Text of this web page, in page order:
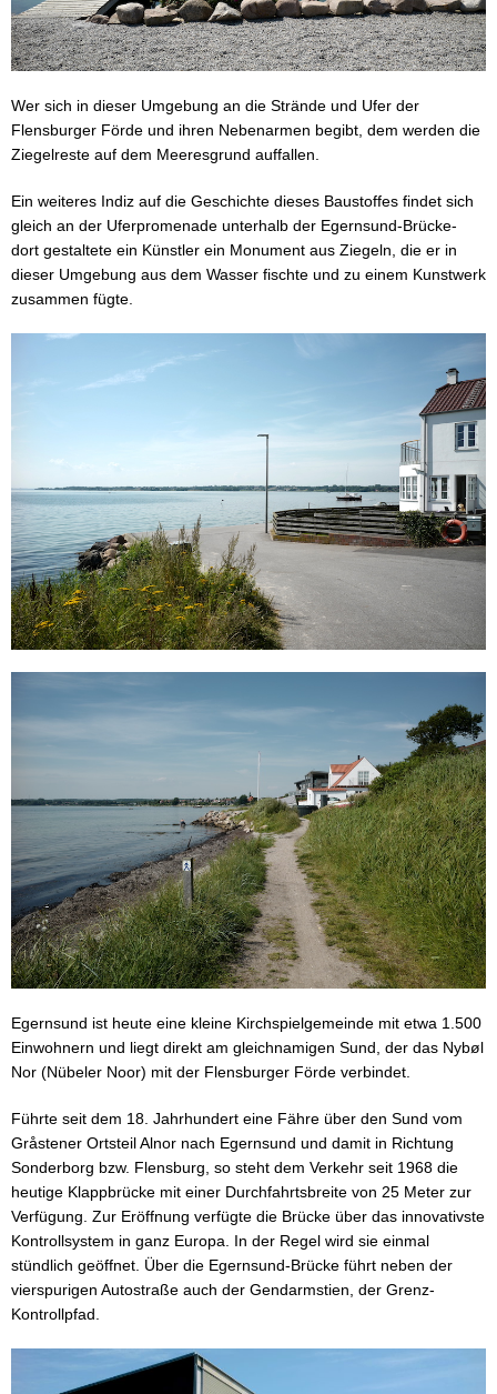
Wer sich in dieser Umgebung an die Strände und Ufer der
Flensburger Förde und ihren Nebenarmen begibt, dem werden die
Ziegelreste auf dem Meeresgrund auffallen.
Ein weiteres Indiz auf die Geschichte dieses Baustoffes findet sich
gleich an der Uferpromenade unterhalb der Egernsund-Brücke-
dort gestaltete ein Künstler ein Monument aus Ziegeln, die er in
dieser Umgebung aus dem Wasser fischte und zu einem Kunstwerk
zusammen fügte.
Egernsund ist heute eine kleine Kirchspielgemeinde mit etwa 1.500
Einwohnern und liegt direkt am gleichnamigen Sund, der das Nybøl
Nor (Nübeler Noor) mit der Flensburger Förde verbindet.
Führte seit dem 18. Jahrhundert eine Fähre über den Sund vom
Gråstener Ortsteil Alnor nach Egernsund und damit in Richtung
Sonderborg bzw. Flensburg, so steht dem Verkehr seit 1968 die
heutige Klappbrücke mit einer Durchfahrtsbreite von 25 Meter zur
Verfügung. Zur Eröffnung verfügte die Brücke über das innovativste
Kontrollsystem in ganz Europa. In der Regel wird sie einmal
stündlich geöffnet. Über die Egernsund-Brücke führt neben der
vierspurigen Autostraße auch der Gendarmstien, der Grenz-
Kontrollpfad.